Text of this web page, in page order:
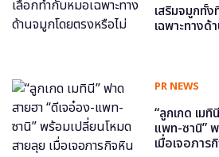
เสริมจมูกทั้
เฉพาะทาง
PR NEWS
“ลูกเกด เม
แพท-ซานิ”
เมื่อเจอภา